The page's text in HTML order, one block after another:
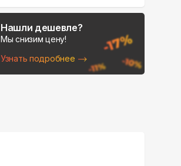
Поможем выбрать
место для монтажа:
В Telegram
Нашли дешевле?
Мы снизим цену!
Узнать подробнее